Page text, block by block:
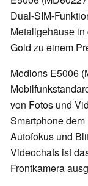
Dual-SIM-
Metallgehäuse
Gold zu einem
Medions E5006
von Fotos und
Smartphone
Autofokus und
Videochats ist
Frontkamera